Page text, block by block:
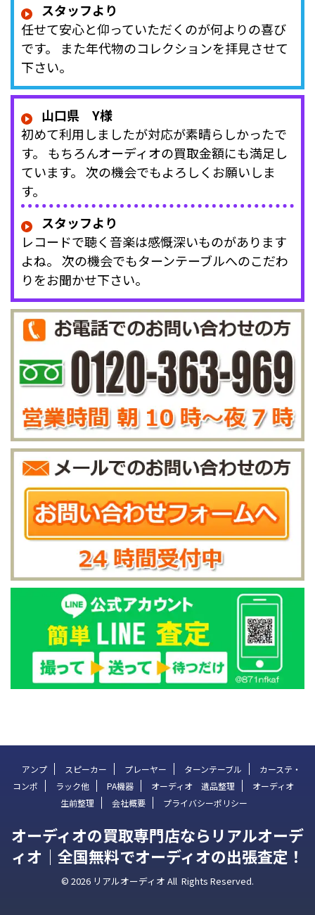
スタッフより
任せて安心と仰っていただくのが何よりの喜び
です。 また年代物のコレクションを拝見させて
下さい。
山口県 Y様
初めて利用しましたが対応が素晴らしかったで
す。 もちろんオーディオの買取金額にも満足し
ています。 次の機会でもよろしくお願いしま
す。
スタッフより
レコードで聴く音楽は感慨深いものがあります
よね。 次の機会でもターンテーブルへのこだわ
りをお聞かせ下さい。
アンプ スピーカー プレーヤー ターンテーブル
カーステ・
コンポ
ラック他 PA機器 オーディオ 遺品整理
オーディオ
生前整理
会社概要 プライバシーポリシー
オーディオの買取専門店ならリアルオーデ
ィオ｜全国無料でオーディオの出張査定！
© 2026 リアルオーディオ All Rights Reserved.